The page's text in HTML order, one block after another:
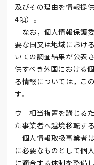
及びその理由を情報提
4項）。
なお，個人情報保護
要な国又は地域におけ
いての調査結果が公表
供すべき外国における
る情報については，こ
す。
ウ 相当措置を講じる
た事業者へ越境移転す
個人情報取扱事業者
に必要なものとして個
に適合する体制を整備